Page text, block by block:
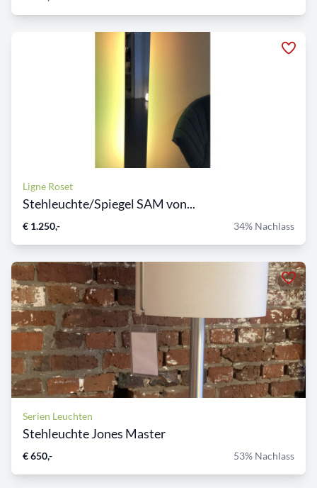
Ligne Roset
Stehleuchte/Spiegel SAM von...
€ 1.250,- 34% Nachlass
Serien Leuchten
Stehleuchte Jones Master
€ 650,- 53% Nachlass